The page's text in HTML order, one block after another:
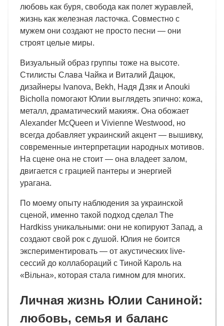
любовь как буря, свобода как полет журавлей,
жизнь как железная ласточка. Совместно с
мужем они создают не просто песни — они
строят целые миры.
Визуальный образ группы тоже на высоте.
Стилисты Слава Чайка и Виталий Дацюк,
дизайнеры Ivanova, Bekh, Надя Дзяк и Anouki
Bicholla помогают Юлии выглядеть эпично: кожа,
металл, драматический макияж. Она обожает
Alexander McQueen и Vivienne Westwood, но
всегда добавляет украинский акцент — вышивку,
современные интерпретации народных мотивов.
На сцене она не стоит — она владеет залом,
двигается с грацией пантеры и энергией
урагана.
По моему опыту наблюдения за украинской
сценой, именно такой подход сделал The
Hardkiss уникальными: они не копируют Запад, а
создают свой рок с душой. Юлия не боится
экспериментировать — от акустических live-
сессий до коллабораций с Тиной Кароль на
«Вільна», которая стала гимном для многих.
Личная жизнь Юлии Саниной:
любовь, семья и баланс